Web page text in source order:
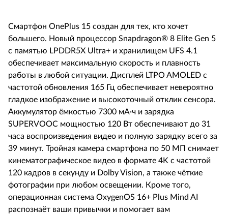
Смартфон OnePlus 15 создан для тех, кто хочет
большего. Новый процессор Snapdragon® 8 Elite Gen 5
с памятью LPDDR5X Ultra+ и хранилищем UFS 4.1
обеспечивает максимальную скорость и плавность
работы в любой ситуации. Дисплей LTPO AMOLED с
частотой обновления 165 Гц обеспечивает невероятно
гладкое изображение и высокоточный отклик сенсора.
Аккумулятор ёмкостью 7300 мА·ч и зарядка
SUPERVOOC мощностью 120 Вт обеспечивают до 31
часа воспроизведения видео и полную зарядку всего за
39 минут. Тройная камера смартфона по 50 МП снимает
кинематографическое видео в формате 4K с частотой
120 кадров в секунду и Dolby Vision, а также чёткие
фотографии при любом освещении. Кроме того,
операционная система OxygenOS 16+ Plus Mind AI
распознаёт ваши привычки и помогает вам